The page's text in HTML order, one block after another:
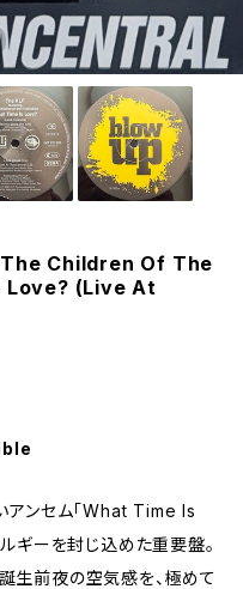
Children Of The
Love? (Live At
ンセム「What Time Is
ギーを封じ込めた重要盤。
生前夜の空気感を、極めて